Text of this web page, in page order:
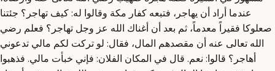
عندما أراد أن يهاجر، فتبعه كفار مكة وقالوا له: كيف تهاجر؟ جئتنا
صعلوكا فقيراً معدماً، ثم بعد أن أغناك الله عز وجل تهاجر؟ فعلم رضي
الله تعالى عنه أن مقصدهم المال، فقال: لو تركت لكم مالي تدعوني
أهاجر؟ قالوا: نعم. قال في المكان الفلان: فإني خبأت مالي. فذهبوا